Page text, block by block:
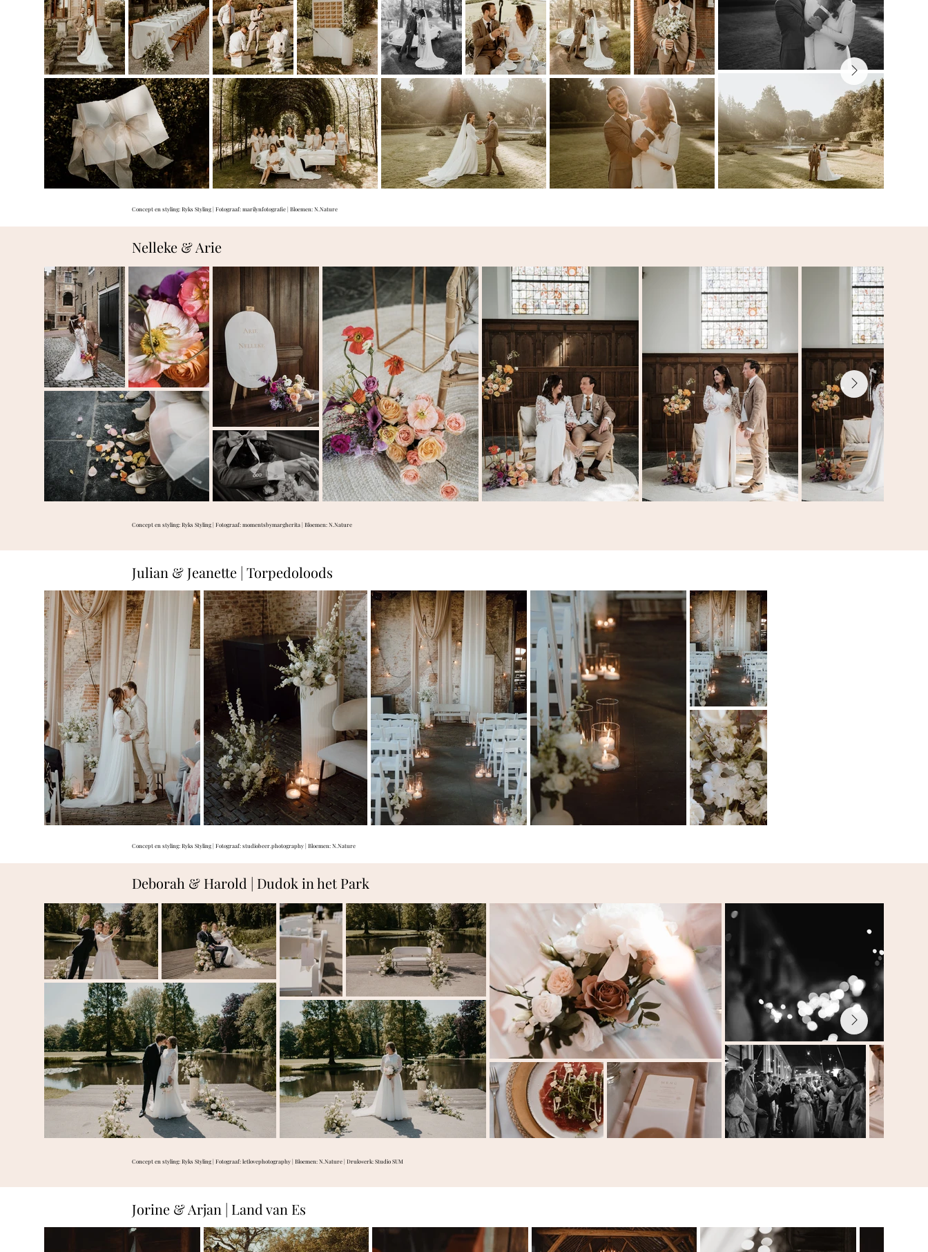
Concept en styling: Ryks Styling | Fotograaf:marilynfotografie| Bloemen: N.Nature
Nelleke & Arie
Concept en styling: Ryks Styling | Fotograaf:momentsbymargherita| Bloemen: N.Nature
Julian & Jeanette | Torpedoloods
Concept en styling: Ryks Styling | Fotograaf:studiobeer.photography| Bloemen: N.Nature
Deborah & Harold | Dudok in het Park
Concept en styling: Ryks Styling | Fotograaf:letlovephotography| Bloemen: N.Nature | Drukwerk: Studio SUM
Jorine & Arjan | Land van Es